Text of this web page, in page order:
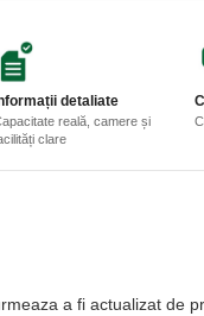
detaliate
reală, camere și
clare
a fi actualizat de